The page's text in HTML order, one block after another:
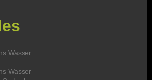
Wasser
Wasser